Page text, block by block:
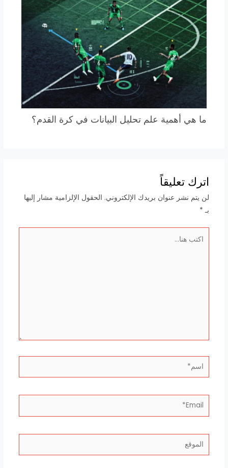
ما هي أهمية علم تحليل البيانات في كرة القدم؟
اترك تعليقاً
لن يتم نشر عنوان بريدك الإلكتروني. الحقول الإلزامية مشار إليها
بـ *
اسم*
Email*
الموقع